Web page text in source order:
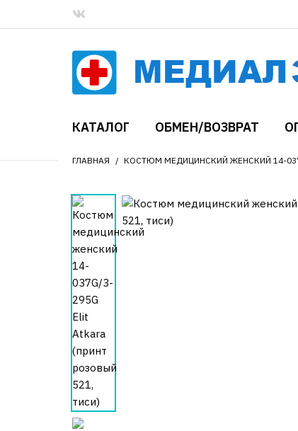
КАТАЛОГ ОБМЕН/ВОЗВРАТ
ГЛАВНАЯ КОСТЮМ МЕДИЦИНСКИЙ ЖЕНСКИЙ 14-